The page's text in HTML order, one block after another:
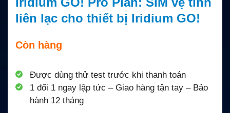
liên lạc cho thiết bị Iridium GO!
Còn hàng
Được dùng thử test trước khi thanh toán
1 đổi 1 ngay lập tức – Giao hàng tận tay – Bảo
hành 12 tháng